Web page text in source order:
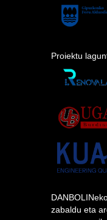
Proiektu
zabaldu eta